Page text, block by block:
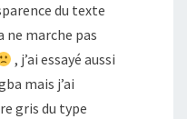
du texte
ne marche pas
, j’ai essayé aussi
mais j’ai
gris du type